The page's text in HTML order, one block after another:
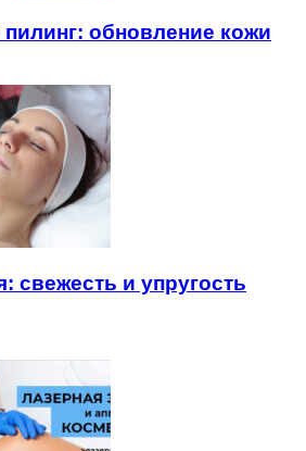
обновление кожи
свежесть и упругость